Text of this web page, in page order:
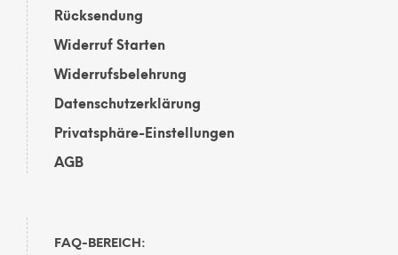
Rücksendung
Widerruf Starten
Widerrufsbelehrung
Datenschutzerklärung
Privatsphäre-Einstellungen
AGB
FAQ-BEREICH: